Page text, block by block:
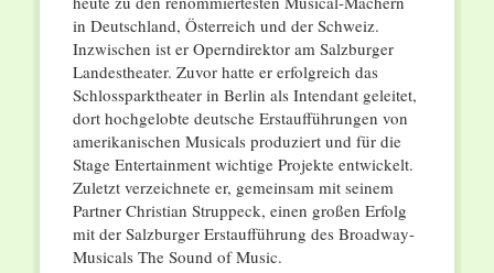
in Deutschland, Österreich und der Schweiz.
Inzwischen ist er Operndirektor am Salzburger
Landestheater. Zuvor hatte er erfolgreich das
Schlossparktheater in Berlin als Intendant geleitet,
dort hochgelobte deutsche Erstaufführungen von
amerikanischen Musicals produziert und für die
Stage Entertainment wichtige Projekte entwickelt.
Zuletzt verzeichnete er, gemeinsam mit seinem
Partner Christian Struppeck, einen großen Erfolg
mit der Salzburger Erstaufführung des Broadway-
Musicals The Sound of Music.